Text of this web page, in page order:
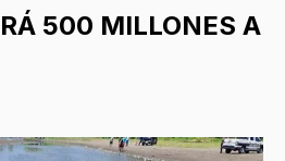
500 MILLONES A